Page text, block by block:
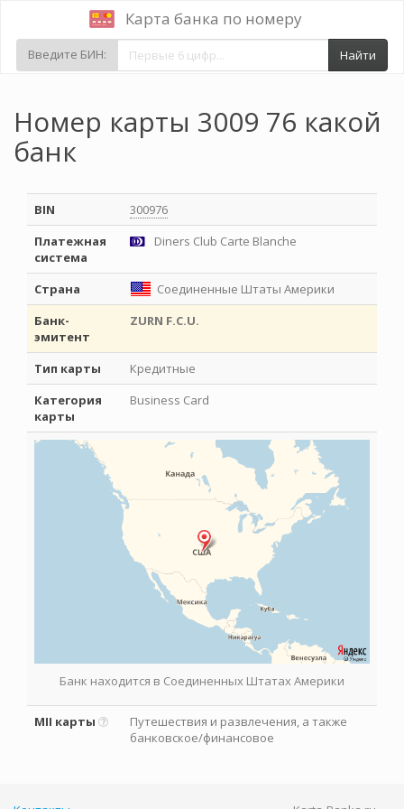
Карта банка по номеру
Введите БИН: Найти
Номер карты 3009 76 какой
банк
BIN
300976
Платежная
система
Diners Club Carte Blanche
Страна
Соединенные Штаты Америки
Банк-
эмитент
ZURN F.C.U.
Тип карты
Кредитные
Категория
карты
Business Card
Банк находится в Соединенных Штатах Америки
MII карты
Путешествия и развлечения, а также
банковское/финансовое